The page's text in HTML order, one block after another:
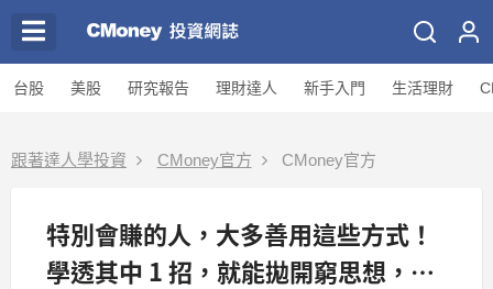
台股 美股 研究報告 理財達人 新手入門 生活理財
跟著達人學投資 CMoney官方 CMoney官方
特別會賺的人，大多善用這些方式！
學透其中 1 招，就能拋開窮思想，還